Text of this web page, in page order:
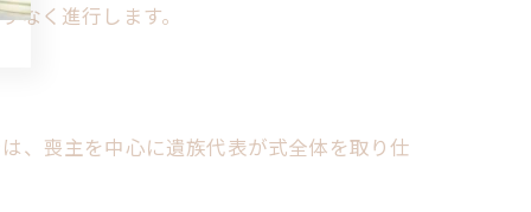
なく進行します。
、喪主を中心に遺族代表が式全体を取り仕